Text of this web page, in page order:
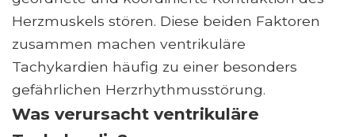
Herzmuskels stören. Diese beiden Faktoren
zusammen machen ventrikuläre
Tachykardien häufig zu einer besonders
gefährlichen Herzrhythmusstörung.
Was verursacht ventrikuläre